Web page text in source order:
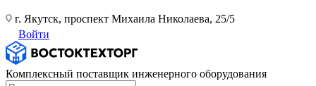
г. Якутск, проспект Михаила Николаева, 25/5
Войти
Комплексный поставщик инженерного оборудования